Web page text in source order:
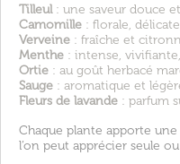
Tilleul: une saveur douce
Camomille : florale,
Verveine : fraîche et
Menthe : intense,
Ortie : au goût herbacé
Sauge : aromatique et
Fleurs de lavande : parfum
Chaque plante apporte
l’on peut apprécier seule